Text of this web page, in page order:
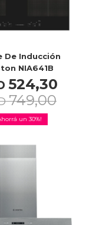
De Inducción
NIA641B
524,30
749,00
30